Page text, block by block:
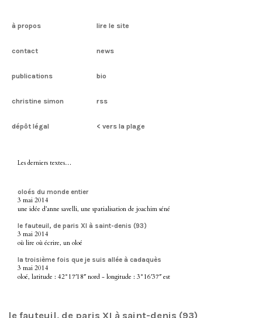
à propos lire le site
contact news
publications bio
christine simon rss
dépôt légal < vers la plage
Les derniers textes…
oloés du monde entier
3 mai 2014
une idée d’anne savelli, une spatialisation de joachim séné
le fauteuil, de paris XI à saint-denis (93)
3 mai 2014
où lire où écrire, un oloé
la troisième fois que je suis allée à cadaquès
3 mai 2014
oloé, latitude : 42°17′18″ nord - longitude : 3°16′37″ est
le fauteuil, de paris XI à saint-denis (93)